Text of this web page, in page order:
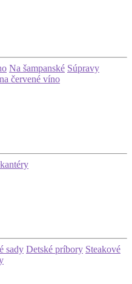
Na šampanské Súpravy
červené víno
sady Detské príbory Steakové